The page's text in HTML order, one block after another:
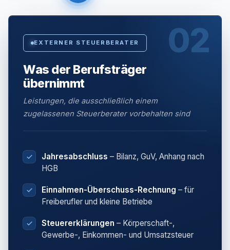
02
EXTERNER STEUERBERATER
Was der Berufsträger
übernimmt
Leistungen, die ausschließlich einem
zugelassenen Steuerberater vorbehalten sind
Jahresabschluss – Bilanz, GuV, Anhang nach
HGB
Einnahmen-Überschuss-Rechnung – für
Freiberufler und kleine Betriebe
Steuererklärungen – Körperschaft-,
Gewerbe-, Einkommen- und Umsatzsteuer